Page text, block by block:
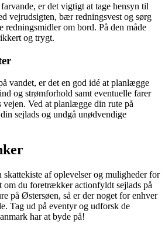
er det vigtigt at tage hensyn til
vejrudsigten, bær redningsvest og sørg
redningsmidler om bord. På den måde
og trygt.
vandet, er det en god idé at planlægge
og strømforhold samt eventuelle farer
Ved at planlægge din rute på
sejlads og undgå unødvendige
skattekiste af oplevelser og muligheder for
om du foretrækker actionfyldt sejlads på
på Østersøen, så er der noget for enhver
Tag ud på eventyr og udforsk de
har at byde på!